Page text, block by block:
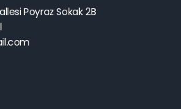
Poyraz Sokak 2B